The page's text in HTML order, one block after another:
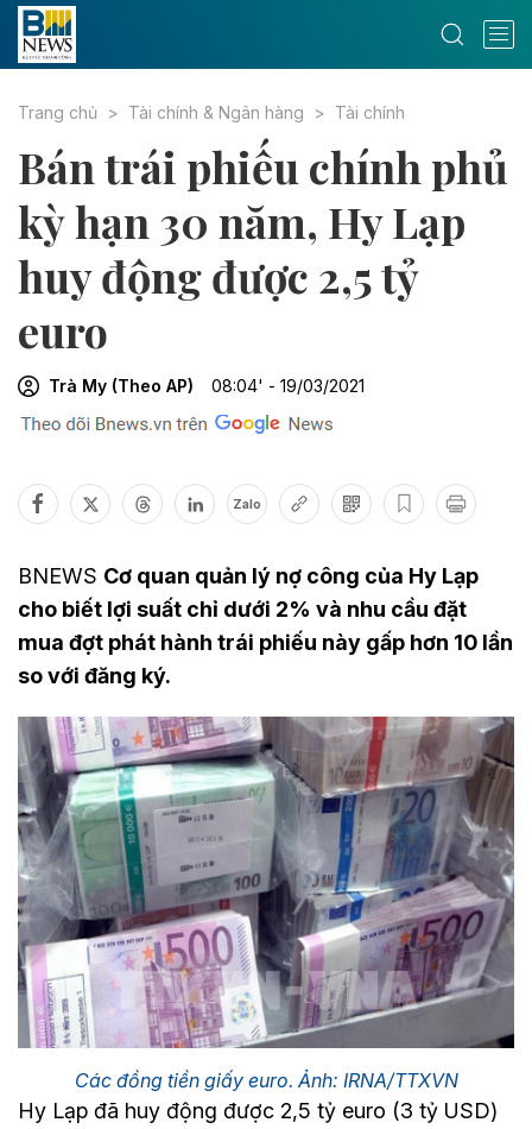
Trang chủ Tài chính & Ngân hàng Tài chính
Bán trái phiếu chính phủ
kỳ hạn 30 năm, Hy Lạp
huy động được 2,5 tỷ
euro
Trà My (Theo AP) 08:04' - 19/03/2021
Zalo
BNEWS Cơ quan quản lý nợ công của Hy Lạp
cho biết lợi suất chỉ dưới 2% và nhu cầu đặt
mua đợt phát hành trái phiếu này gấp hơn 10 lần
so với đăng ký.
Các đồng tiền giấy euro. Ảnh: IRNA/TTXVN
Hy Lạp đã huy động được 2,5 tỷ euro (3 tỷ USD)